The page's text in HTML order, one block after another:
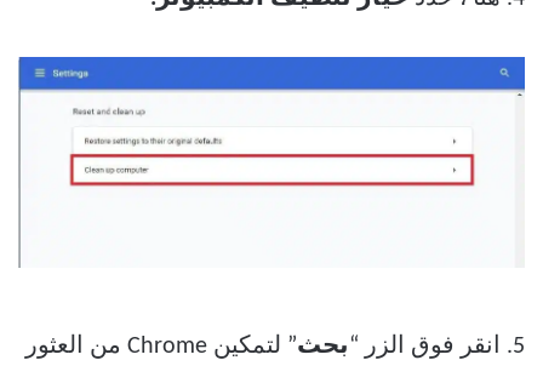
5. انقر فوق الزر “ بحث ” لتمكين Chrome من العثور